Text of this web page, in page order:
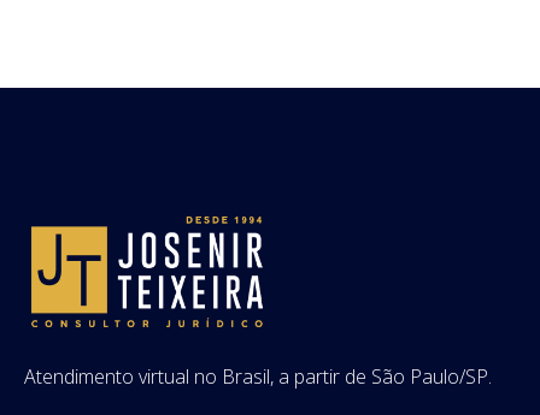
Atendimento virtual no Brasil, a partir de São Paulo/SP.